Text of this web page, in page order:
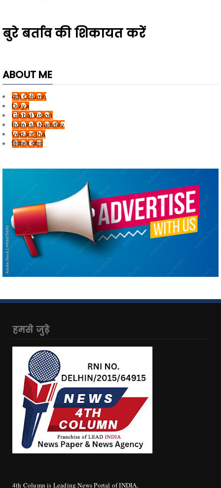
बुरे बर्ताव की शिकायत करें
ABOUT ME
4th Column
Divya
Global Vision
Romesh Namdev
Vedant Jha
दिवाकर यादव
हमसे जुड़े
4th Column is Leading News Portal of INDIA.